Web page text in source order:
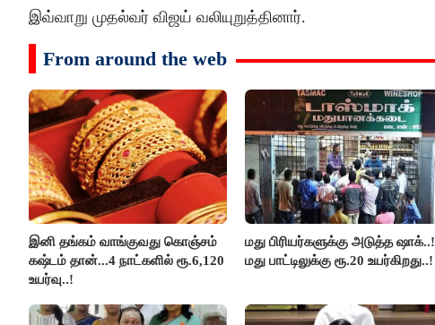
இவ்வாறு முதல்வர் விஜய் வலியுறுத்தினார்.
From around the web
இனி தங்கம் வாங்குவது கொஞ்சம்
கஷ்டம் தான்...4 நாட்களில் ரூ.6,120
உயர்வு..!
மது பிரியர்களுக்கு அடுத்த ஷாக்..!
மது பாட்டிலுக்கு ரூ.20 உயர்கிறது..!